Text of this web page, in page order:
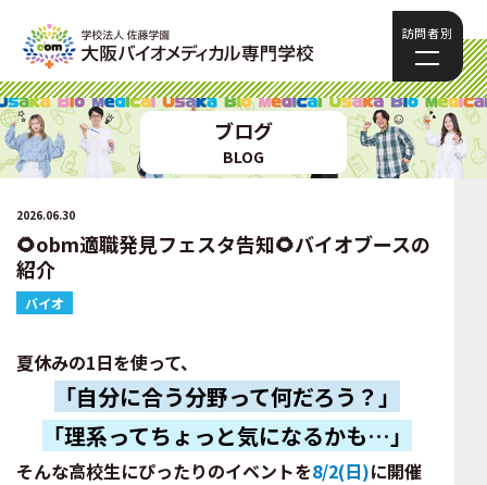
訪問者別
ブログ
BLOG
2026.06.30
🌻obm適職発見フェスタ告知🌻バイオブースの
紹介
バイオ
夏休みの1日を使って、
「自分に合う分野って何だろう？」
「理系ってちょっと気になるかも…」
そんな高校生にぴったりのイベントを8/2(日)に開催